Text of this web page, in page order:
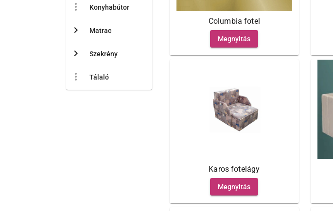
more_vert Konyhabútor
chevron_right Matrac
chevron_right Szekrény
more_vert Tálaló
Columbia fotel
Megnyitás
Karos fotelágy
Megnyitás